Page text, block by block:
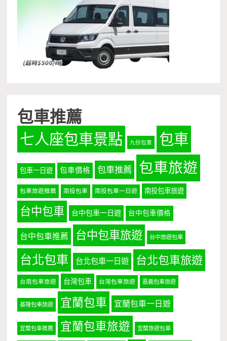
包車推薦
七人座包車景點 九份包車 包車
包車一日遊 包車價格 包車推薦 包車旅遊
包車旅遊推薦 南投包車 南投包車一日遊 南投包車旅遊
台中包車 台中包車一日遊 台中包車價格
台中包車推薦 台中包車旅遊 台中旅遊包車
台北包車 台北包車一日遊 台北包車旅遊
台南包車旅遊 台灣包車 台灣包車旅遊 嘉義包車旅遊
基隆包車旅遊 宜蘭包車 宜蘭包車一日遊
宜蘭包車推薦 宜蘭包車旅遊 宜蘭旅遊包車